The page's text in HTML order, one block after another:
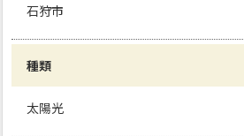
石狩市
種類
太陽光